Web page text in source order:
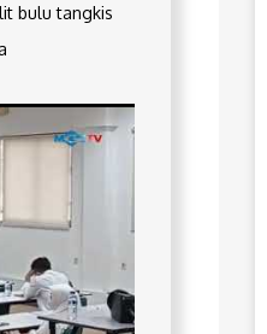
bulu tangkis